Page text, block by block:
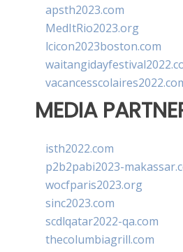
apsth2023.com
MedItRio2023.org
lcicon2023boston.com
MEDIA
isth2022.com
p2b2pabi2023-
wocfparis2023.org
sinc2023.com
scdlqatar2022-qa.com
thecolumbiagrill.com